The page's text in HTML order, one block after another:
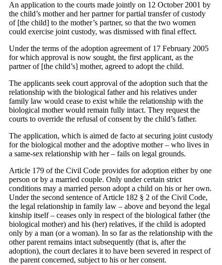
An application to the courts made jointly on 12 October 2001 by
the child’s mother and her partner for partial transfer of custody
of [the child] to the mother’s partner, so that the two women
could exercise joint custody, was dismissed with final effect.
Under the terms of the adoption agreement of 17 February 2005
for which approval is now sought, the first applicant, as the
partner of [the child’s] mother, agreed to adopt the child.
The applicants seek court approval of the adoption such that the
relationship with the biological father and his relatives under
family law would cease to exist while the relationship with the
biological mother would remain fully intact. They request the
courts to override the refusal of consent by the child’s father.
The application, which is aimed de facto at securing joint custody
for the biological mother and the adoptive mother – who lives in
a same-sex relationship with her – fails on legal grounds.
Article 179 of the Civil Code provides for adoption either by one
person or by a married couple. Only under certain strict
conditions may a married person adopt a child on his or her own.
Under the second sentence of Article 182 § 2 of the Civil Code,
the legal relationship in family law ­– above and beyond the legal
kinship itself – ceases only in respect of the biological father (the
biological mother) and his (her) relatives, if the child is adopted
only by a man (or a woman). In so far as the relationship with the
other parent remains intact subsequently (that is, after the
adoption), the court declares it to have been severed in respect of
the parent concerned, subject to his or her consent.